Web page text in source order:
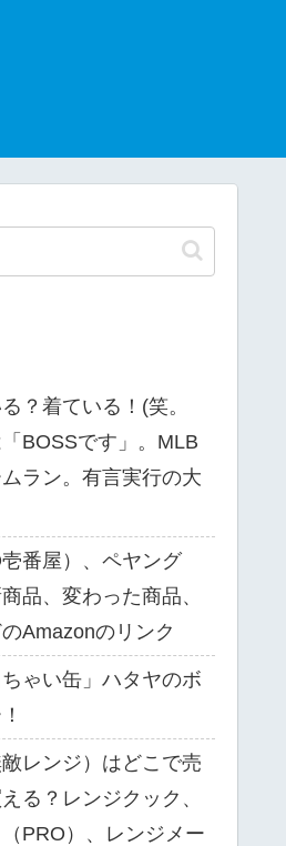
？着ている！(笑。
BOSSです」。MLB
ラン。有言実行の大
番屋）、ペヤング
品、変わった商品、
Amazonのリンク
ゃい缶」ハタヤのボ
レンジ）はどこで売
る？レンジクック、
PRO）、レンジメー